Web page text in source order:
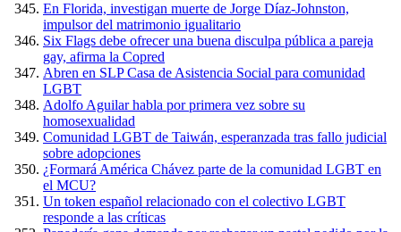
En Florida, investigan muerte de Jorge Díaz-Johnston,
impulsor del matrimonio igualitario
Six Flags debe ofrecer una buena disculpa pública a pareja
gay, afirma la Copred
Abren en SLP Casa de Asistencia Social para comunidad
LGBT
Adolfo Aguilar habla por primera vez sobre su
homosexualidad
Comunidad LGBT de Taiwán, esperanzada tras fallo judicial
sobre adopciones
¿Formará América Chávez parte de la comunidad LGBT en
el MCU?
Un token español relacionado con el colectivo LGBT
responde a las críticas